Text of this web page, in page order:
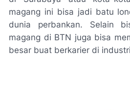
magang ini bisa jadi batu
dunia perbankan. Selain
magang di BTN juga bisa
besar buat berkarier di